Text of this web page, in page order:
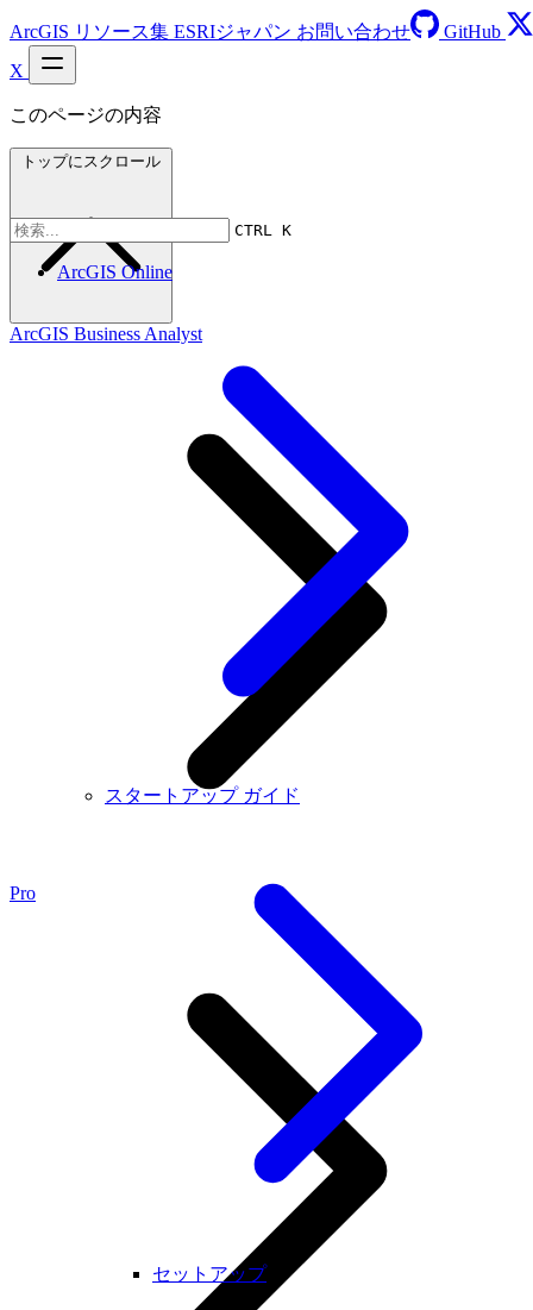
ArcGIS リソース集 ESRIジャパン お問い合わせ
GitHub
X
CTRL K
ArcGIS Online
スタートアップ ガイド
セットアップ
このページの内容
トップにスクロール
ArcGIS Business Analyst
Pro